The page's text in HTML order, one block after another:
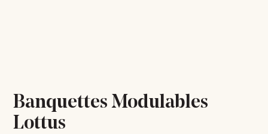
Banquettes Modulables
Lottus